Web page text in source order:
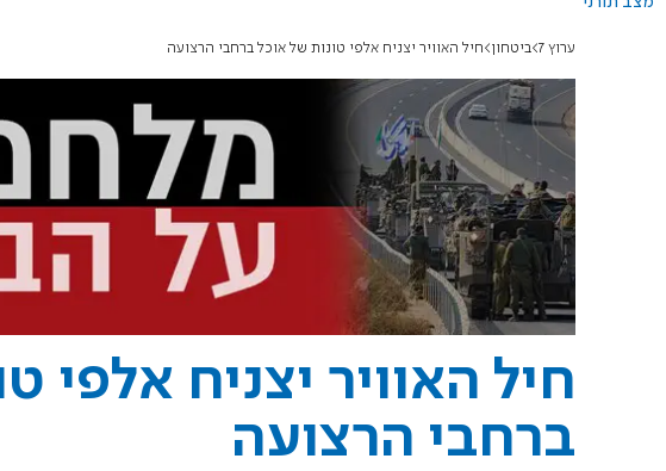
ערוץ 7 ביטחון חיל האוויר יצניח אלפי טונות של אוכל ברחבי הרצועה
חיל האוויר יצניח אלפי
ברחבי הרצועה